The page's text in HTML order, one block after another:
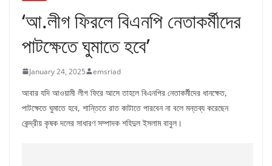
‘আ.লীগ ফিরলে বিএনপি নেতাকর্মীদের
পাটক্ষেতে ঘুমাতে হবে’
January 24, 2025 emsriad
আবার যদি আওয়ামী লীগ ফিরে আসে তাহলে বিএনপির নেতাকর্মীদের ধানক্ষেত,
পাটক্ষেতে ঘুমাতে হবে, শান্তিতে রাত কাটাতে পারবেন না বলে মন্তব্য করেছেন
কেন্দ্রীয় কৃষক দলের সাধারণ সম্পাদক শহিদুল ইসলাম বাবুল।